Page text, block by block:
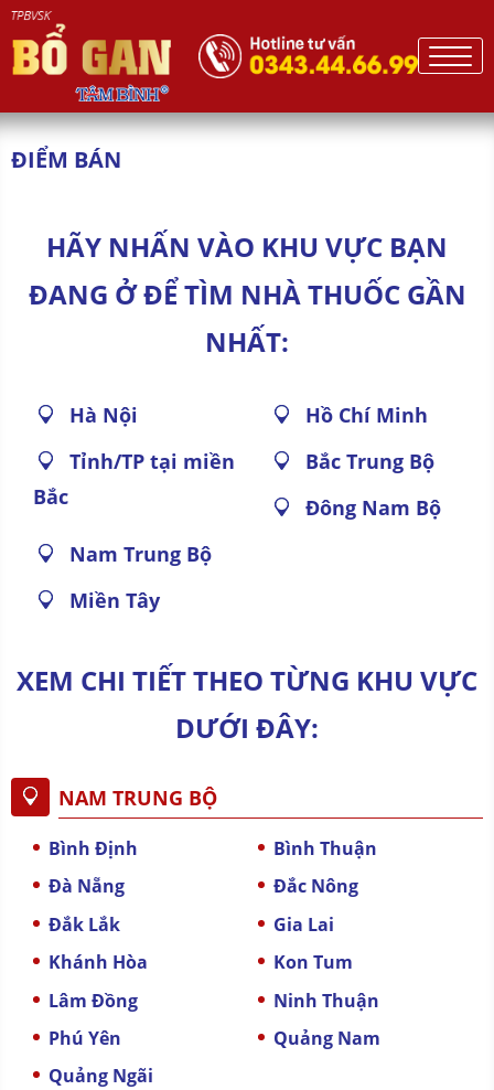
ĐIỂM BÁN
HÃY NHẤN VÀO KHU VỰC BẠN
ĐANG Ở ĐỂ TÌM NHÀ THUỐC GẦN
NHẤT:
Hà Nội
Hồ Chí Minh
Tỉnh/TP tại miền
Bắc
Bắc Trung Bộ
Đông Nam Bộ
Nam Trung Bộ
Miền Tây
XEM CHI TIẾT THEO TỪNG KHU VỰC
DƯỚI ĐÂY:
NAM TRUNG BỘ
Bình Định
Bình Thuận
Đà Nẵng
Đắc Nông
Đắk Lắk
Gia Lai
Khánh Hòa
Kon Tum
Lâm Đồng
Ninh Thuận
Phú Yên
Quảng Nam
Quảng Ngãi